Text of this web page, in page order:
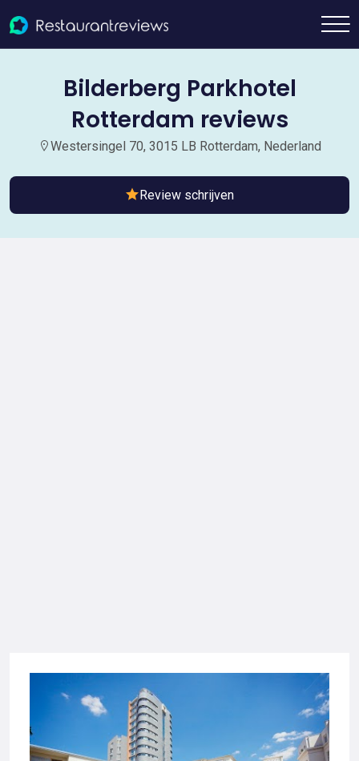
Bilderberg Parkhotel
Rotterdam reviews
Westersingel 70, 3015 LB Rotterdam, Nederland
Review schrijven